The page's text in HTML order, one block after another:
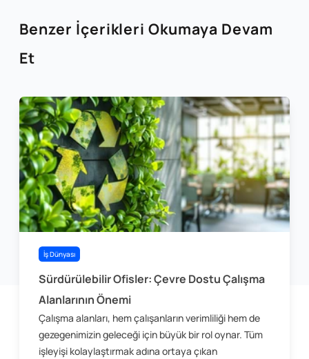
Benzer İçerikleri Okumaya Devam
Et
İş Dünyası
Sürdürülebilir Ofisler: Çevre Dostu Çalışma
Alanlarının Önemi
Çalışma alanları, hem çalışanların verimliliği hem de
gezegenimizin geleceği için büyük bir rol oynar. Tüm
işleyişi kolaylaştırmak adına ortaya çıkan